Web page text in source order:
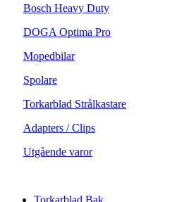
Bosch Heavy Duty
DOGA Optima Pro
Mopedbilar
Spolare
Torkarblad Strålkastare
Adapters / Clips
Utgående varor
Torkarblad Bak